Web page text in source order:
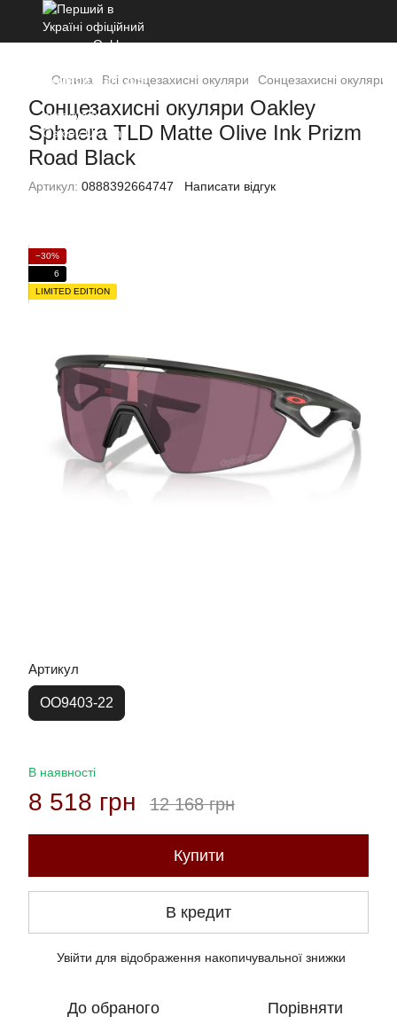
Оптика Всі сонцезахисні окуляри Cонцезахисні
Cонцезахисні окуляри Oakley
Sphaera TLD Matte Olive Ink Prizm
Road Black
Артикул: 0888392664747 Написати відгук
−30%
6
LIMITED EDITION
Артикул
OO9403-22
В наявності
8 518 грн 12 168 грн
Купити
В кредит
Увійти для відображення накопичувальної знижки
До обраного Порівняти